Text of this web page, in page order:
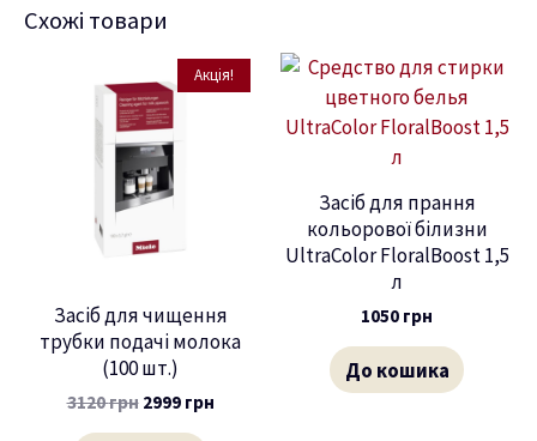
Схожі товари
Акція!
Засіб для чищення
трубки подачі молока
(100 шт.)
3120грн 2999 грн
Засіб для прання
кольорової білизни
UltraColor FloralBoost 1,5
л
1050 грн
До кошика